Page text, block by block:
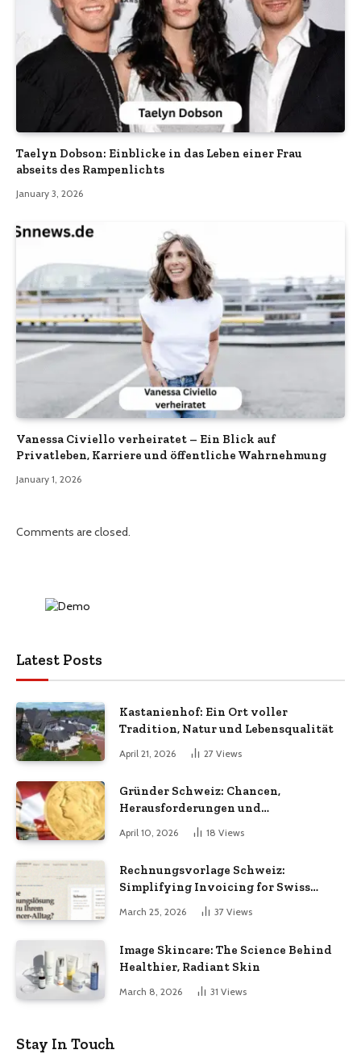
Taelyn Dobson: Einblicke in das Leben einer Frau
abseits des Rampenlichts
January 3, 2026
Vanessa Civiello verheiratet – Ein Blick auf
Privatleben, Karriere und öffentliche Wahrnehmung
January 1, 2026
Comments are closed.
Latest Posts
Kastanienhof: Ein Ort voller
Tradition, Natur und Lebensqualität
April 21, 2026 27 Views
Gründer Schweiz: Chancen,
Herausforderungen und
Erfolgsfaktoren im Unternehmertum
April 10, 2026 18 Views
Rechnungsvorlage Schweiz:
Simplifying Invoicing for Swiss
March 25, 2026 37 Views
Image Skincare: The Science Behind
Healthier, Radiant Skin
March 8, 2026 31 Views
Stay In Touch